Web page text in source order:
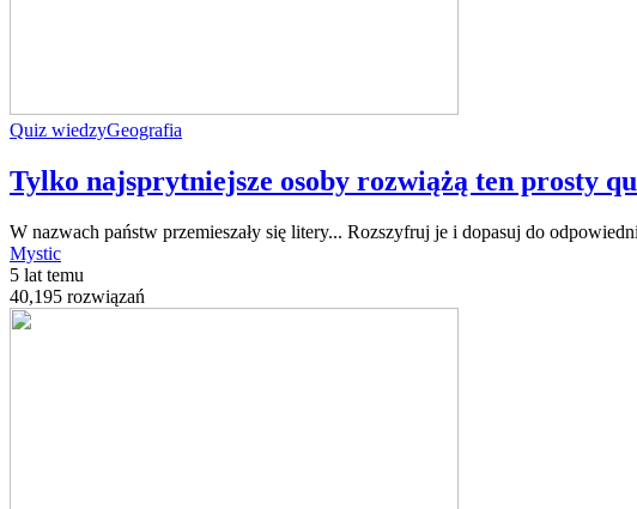
Quiz wiedzyGeografia
Tylko najsprytniejsze osoby rozwiążą ten prosty
W nazwach państw przemieszały się litery... Rozszyfruj je i dopasuj do
Mystic
5 lat temu
40,195 rozwiązań